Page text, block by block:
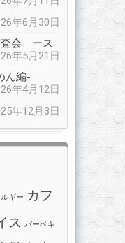
年6月30日
査会 ース
年5月21日
ん編-
年4月12日
年12月3日
ギー カフ
ス バーベキ